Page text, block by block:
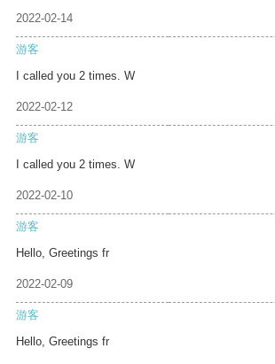
2022-02-14
游客
I called you 2 times. W
2022-02-12
游客
I called you 2 times. W
2022-02-10
游客
Hello, Greetings fr
2022-02-09
游客
Hello, Greetings fr